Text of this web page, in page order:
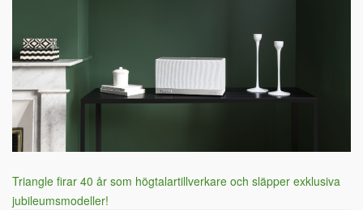
Triangle firar 40 år som högtalartillverkare och släpper exklusiva
jubileumsmodeller!